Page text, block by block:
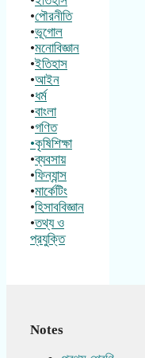
•পৌরনীতি
•ভূগোল
•মনোবিজ্ঞান
•ইতিহাস
•আইন
•ধর্ম
•বাংলা
•গণিত
•কৃষিশিক্ষা
•ব্যবসায়
•ফিন্যান্স
•মার্কেটিং
•হিসাববিজ্ঞান
•তথ্য ও
প্রযুক্তি
Notes